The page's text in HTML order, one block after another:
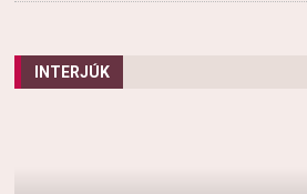
INTERJÚK